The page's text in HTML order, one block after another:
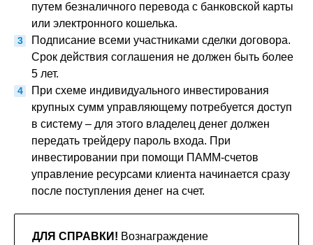
путем безналичного перевода с банковской карты
или электронного кошелька.
Подписание всеми участниками сделки договора.
Срок действия соглашения не должен быть более
5 лет.
При схеме индивидуального инвестирования
крупных сумм управляющему потребуется доступ
в систему – для этого владелец денег должен
передать трейдеру пароль входа. При
инвестировании при помощи ПАММ-счетов
управление ресурсами клиента начинается сразу
после поступления денег на счет.
ДЛЯ СПРАВКИ! Вознаграждение